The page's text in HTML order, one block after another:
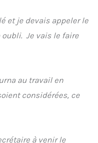
et je devais appeler le
Je vais le faire
au travail en
considérées, ce
à venir le